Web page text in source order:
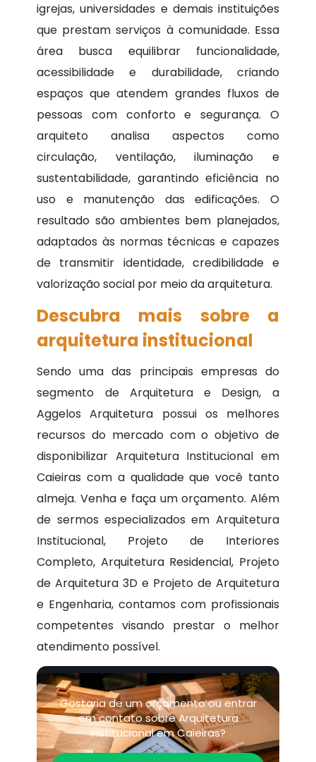
igrejas, universidades e demais instituições
que prestam serviços à comunidade. Essa
área busca equilibrar funcionalidade,
acessibilidade e durabilidade, criando
espaços que atendem grandes fluxos de
pessoas com conforto e segurança. O
arquiteto analisa aspectos como
circulação, ventilação, iluminação e
sustentabilidade, garantindo eficiência no
uso e manutenção das edificações. O
resultado são ambientes bem planejados,
adaptados às normas técnicas e capazes
de transmitir identidade, credibilidade e
valorização social por meio da arquitetura.
Descubra mais sobre a
arquitetura institucional
Sendo uma das principais empresas do
segmento de Arquitetura e Design, a
Aggelos Arquitetura possui os melhores
recursos do mercado com o objetivo de
disponibilizar Arquitetura Institucional em
Caieiras com a qualidade que você tanto
almeja. Venha e faça um orçamento. Além
de sermos especializados em Arquitetura
Institucional, Projeto de Interiores
Completo, Arquitetura Residencial, Projeto
de Arquitetura 3D e Projeto de Arquitetura
e Engenharia, contamos com profissionais
competentes visando prestar o melhor
atendimento possível.
Gostaria de um orçamento ou entrar
em contato sobre Arquitetura
Institucional em Caieiras?